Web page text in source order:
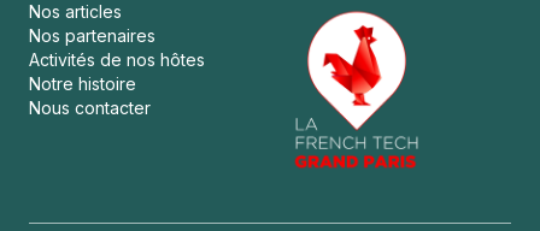
Nos articles
Nos partenaires
Activités de nos hôtes
Notre histoire
Nous contacter